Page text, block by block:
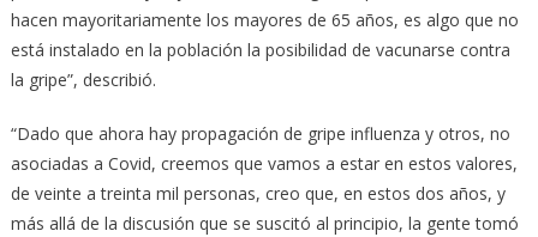
hacen mayoritariamente los mayores de 65 años, es algo que no
está instalado en la población la posibilidad de vacunarse contra
la gripe”, describió.
“Dado que ahora hay propagación de gripe influenza y otros, no
asociadas a Covid, creemos que vamos a estar en estos valores,
de veinte a treinta mil personas, creo que, en estos dos años, y
más allá de la discusión que se suscitó al principio, la gente tomó